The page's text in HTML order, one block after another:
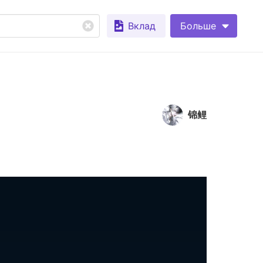
Вклад Больше
锦鲤